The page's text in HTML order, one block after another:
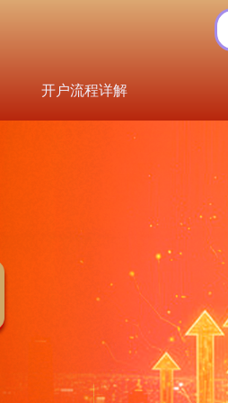
开户流程详解